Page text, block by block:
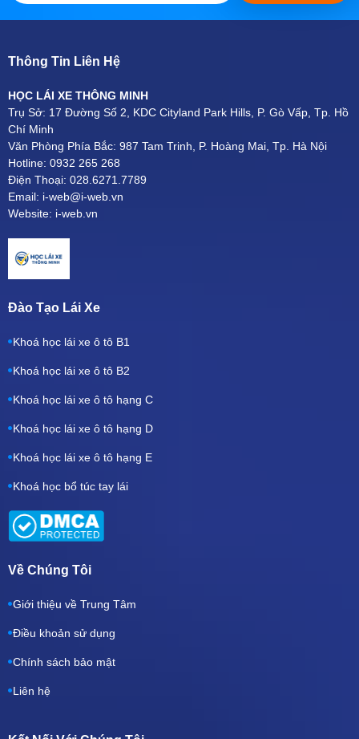
Thông Tin Liên Hệ
HỌC LÁI XE THÔNG MINH
Trụ Sở: 17 Đường Số 2, KDC Cityland Park Hills, P. Gò Vấp, Tp. Hồ
Chí Minh
Văn Phòng Phía Bắc: 987 Tam Trinh, P. Hoàng Mai, Tp. Hà Nội
Hotline: 0932 265 268
Điện Thoại: 028.6271.7789
Email: i-web@i-web.vn
Website: i-web.vn
Đào Tạo Lái Xe
Khoá học lái xe ô tô B1
Khoá học lái xe ô tô B2
Khoá học lái xe ô tô hạng C
Khoá học lái xe ô tô hạng D
Khoá học lái xe ô tô hạng E
Khoá học bổ túc tay lái
Về Chúng Tôi
Giới thiệu về Trung Tâm
Điều khoản sử dụng
Chính sách bảo mật
Liên hệ